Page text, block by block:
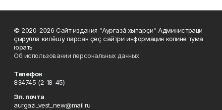
© 2020-2026 Сайт издания "Аургазă хыпарçи" Администраци
çырулла килĕшÿ парсан çеç сайтри информацин копине тума
юрать
Об использовании персональных данных
Телефон
834745 (2-18-45)
Эл. почта
aurgazi_vest_new@mail.ru